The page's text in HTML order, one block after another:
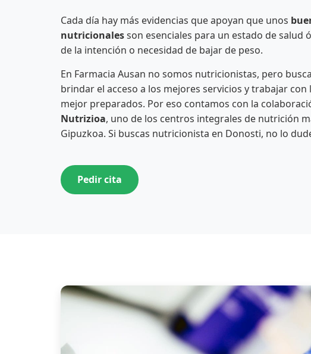
Cada día hay más evidencias que apoyan que unos
nutricionalesson esenciales para un estado de salud
de la intención o necesidad de bajar de peso.
En Farmacia Ausan no somos nutricionistas, pero
brindar el acceso a los mejores servicios y trabajar
mejor preparados. Por eso contamos con la
Nutrizioa, uno de los centros integrales de nutrición
Gipuzkoa. Si buscas nutricionista en Donosti, no lo
Pedir cita